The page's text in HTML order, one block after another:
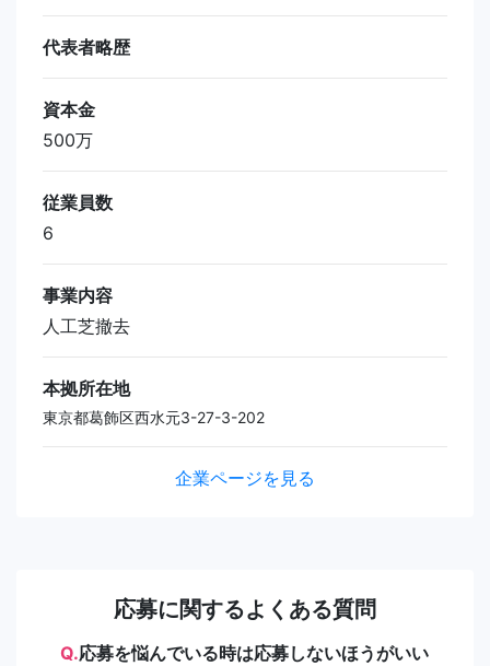
代表者略歴
資本金
500万
従業員数
6
事業内容
人工芝撤去
本拠所在地
東京都葛飾区西水元3-27-3-202
企業ページを見る
応募に関するよくある質問
Q.応募を悩んでいる時は応募しないほうがいい